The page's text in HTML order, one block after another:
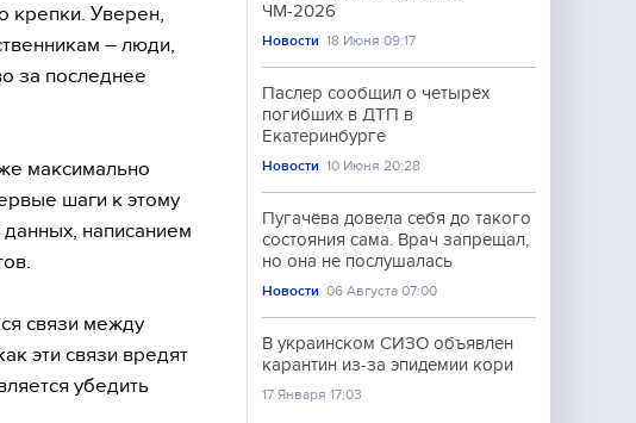
крепки. Уверен,
– люди,
за последнее
максимально
шаги к этому
написанием
связи между
эти связи вредят
убедить
ЧМ-2026
Новости 18 Июня 09:17
Паслер сообщил о четырёх
погибших в ДТП в
Екатеринбурге
Новости 10 Июня 20:28
Пугачёва довела себя до такого
состояния сама. Врач запрещал,
но она не послушалась
Новости 06 Августа 07:00
В украинском СИЗО объявлен
карантин из-за эпидемии кори
17 Января 17:03